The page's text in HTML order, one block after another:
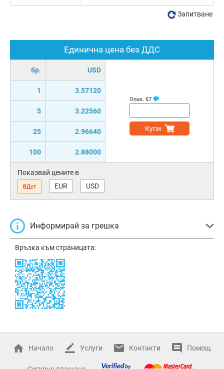
Единична цена без ДДС
бр. USD
1 3.57120
5 3.22560
25 2.96640
100 2.88000
Опак. 67
Купи
Показвай цените в
ВДст EUR USD
Информирай за грешка
Връзка към страницата:
Запитване
Начало Услуги Контакти Помощ